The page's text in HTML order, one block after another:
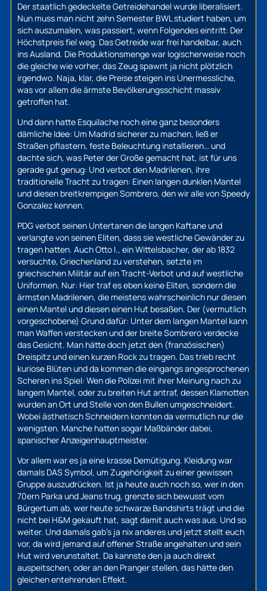
Der staatlich gedeckelte Getreidehandel wurde liberalisiert.
Nun muss man nicht zehn Semester BWL studiert haben, um
sich auszumalen, was passiert, wenn Folgendes eintritt: Der
Höchstpreis fiel weg. Das Getreide war frei handelbar, auch
ins Ausland. Die Produktionsmenge war logischerweise noch
die gleiche wie vorher, das Zeug spawnt ja nicht plötzlich
irgendwo. Naja, klar, die Preise steigen ins Unermessliche,
was vor allem die ärmste Bevölkerungsschicht massiv
getroffen hat.
Und dann hatte Esquilache noch eine ganz besonders
dämliche Idee: Um Madrid sicherer zu machen, ließ er
Straßen pflastern, feste Beleuchtung installieren… und
dachte sich, was Peter der Große gemacht hat, ist für uns
gerade gut genug: Und verbot den Madrilenen, ihre
traditionelle Tracht zu tragen: Einen langen dunklen Mantel
und diesen breitkrempigen Sombrero, den wir alle von Speedy
Gonzalez kennen.
PDG verbot seinen Untertanen die langen Kaftane und
verlangte von seinen Eliten, dass sie westliche Gewänder zu
tragen hatten. Auch Otto I., ein Wittelsbacher, der ab 1832
versuchte, Griechenland zu verstehen, setzte im
griechischen Militär auf ein Tracht-Verbot und auf westliche
Uniformen. Nur: Hier traf es eben keine Eliten, sondern die
ärmsten Madrilenen, die meistens wahrscheinlich nur diesen
einen Mantel und diesen einen Hut besaßen. Der (vermutlich
vorgeschobene) Grund dafür: Unter dem langen Mantel kann
man Waffen verstecken und der breite Sombrero verdecke
das Gesicht. Man hätte doch jetzt den (französischen)
Dreispitz und einen kurzen Rock zu tragen. Das trieb recht
kuriose Blüten und da kommen die eingangs angesprochenen
Scheren ins Spiel: Wen die Polizei mit ihrer Meinung nach zu
langem Mantel, oder zu breiten Hut antraf, dessen Klamotten
wurden an Ort und Stelle von den Bullen umgeschneidert.
Wobei ästhetisch Schneidern konnten da vermutlich nur die
wenigsten. Manche hatten sogar Maßbänder dabei,
spanischer Anzeigenhauptmeister.
Vor allem war es ja eine krasse Demütigung. Kleidung war
damals DAS Symbol, um Zugehörigkeit zu einer gewissen
Gruppe auszudrücken. Ist ja heute auch noch so, wer in den
70ern Parka und Jeans trug, grenzte sich bewusst vom
Bürgertum ab, wer heute schwarze Bandshirts trägt und die
nicht bei H&M gekauft hat, sagt damit auch was aus. Und so
weiter. Und damals gab’s ja nix anderes und jetzt stellt euch
vor, da wird jemand auf offener Straße angehalten und sein
Hut wird verunstaltet. Da kannste den ja auch direkt
auspeitschen, oder an den Pranger stellen, das hätte den
gleichen entehrenden Effekt.